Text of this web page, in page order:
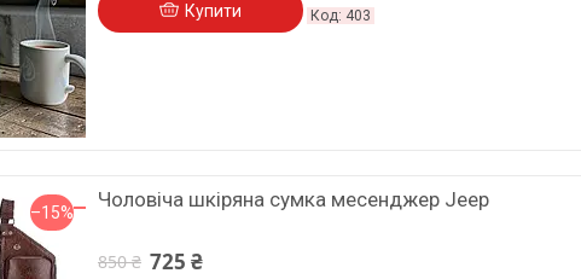
Купити 403
–15%
Чоловіча шкіряна сумка месенджер Jeep
850 ₴ 725 ₴